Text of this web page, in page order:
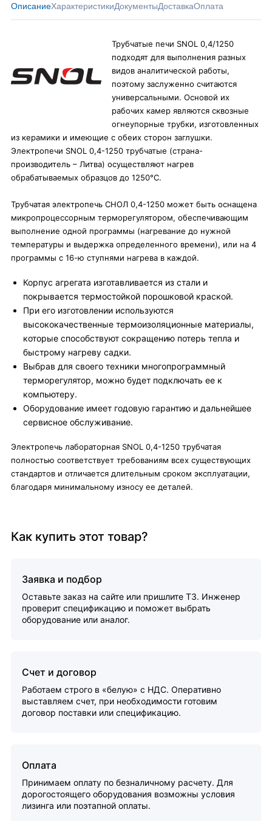
ОписаниеХарактеристикиДокументыДоставкаОплата
Трубчатые печи SNOL 0,4/1250
подходят для выполнения разных
видов аналитической работы,
поэтому заслуженно считаются
универсальными. Основой их
рабочих камер являются сквозные
огнеупорные трубки, изготовленных
из керамики и имеющие с обеих сторон заглушки.
Электропечи SNOL 0,4-1250 трубчатые (страна-
производитель – Литва) осуществляют нагрев
обрабатываемых образцов до 1250°С.
Трубчатая электропечь СНОЛ 0,4-1250 может быть оснащена
микропроцессорным терморегулятором, обеспечивающим
выполнение одной программы (нагревание до нужной
температуры и выдержка определенного времени), или на 4
программы с 16-ю ступнями нагрева в каждой.
Корпус агрегата изготавливается из стали и
покрывается термостойкой порошковой краской.
При его изготовлении используются
высококачественные термоизоляционные материалы,
которые способствуют сокращению потерь тепла и
быстрому нагреву садки.
Выбрав для своего техники многопрограммный
терморегулятор, можно будет подключать ее к
компьютеру.
Оборудование имеет годовую гарантию и дальнейшее
сервисное обслуживание.
Электропечь лабораторная SNOL 0,4-1250 трубчатая
полностью соответствует требованиям всех существующих
стандартов и отличается длительным сроком эксплуатации,
благодаря минимальному износу ее деталей.
Как купить этот товар?
Заявка и подбор
Оставьте заказ на сайте или пришлите ТЗ. Инженер
проверит спецификацию и поможет выбрать
оборудование или аналог.
Счет и договор
Работаем строго в «белую» с НДС. Оперативно
выставляем счет, при необходимости готовим
договор поставки или спецификацию.
Оплата
Принимаем оплату по безналичному расчету. Для
дорогостоящего оборудования возможны условия
лизинга или поэтапной оплаты.